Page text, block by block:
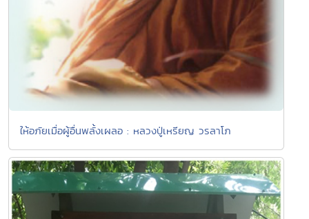
ให้อภัยเมื่อผู้อื่นพลั้งเผลอ : หลวงปู่เหรียญ วรลาโภ